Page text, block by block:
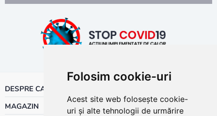
Folosim cookie-uri
Acest site web folosește cookie-
uri și alte tehnologii de urmărire
DESPRE CALOR
MAGAZIN